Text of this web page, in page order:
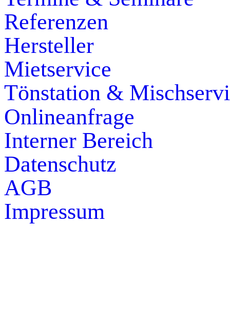
Referenzen
Hersteller
Mietservice
Tönstation &
Onlineanfrage
Interner Bereich
Datenschutz
AGB
Impressum